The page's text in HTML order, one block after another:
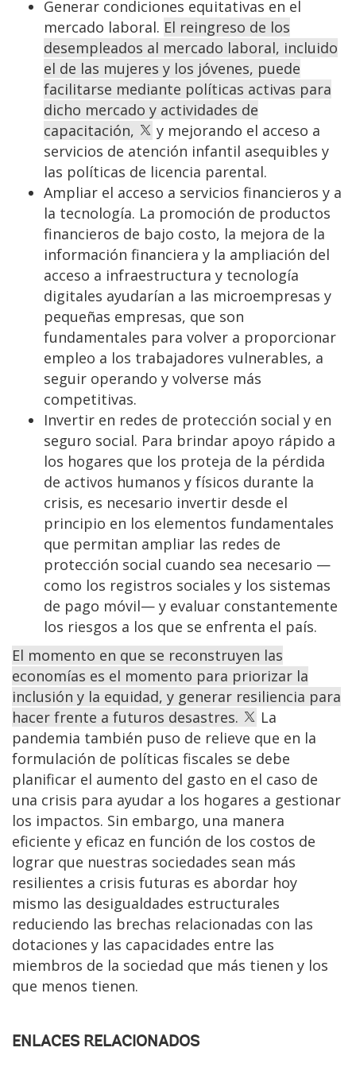
Generar condiciones equitativas en el
mercado laboral. El reingreso de los
desempleados al mercado laboral, incluido
el de las mujeres y los jóvenes, puede
facilitarse mediante políticas activas para
dicho mercado y actividades de
capacitación,
y mejorando el acceso a
servicios de atención infantil asequibles y
las políticas de licencia parental.
Ampliar el acceso a servicios financieros y a
la tecnología. La promoción de productos
financieros de bajo costo, la mejora de la
información financiera y la ampliación del
acceso a infraestructura y tecnología
digitales ayudarían a las microempresas y
pequeñas empresas, que son
fundamentales para volver a proporcionar
empleo a los trabajadores vulnerables, a
seguir operando y volverse más
competitivas.
Invertir en redes de protección social y en
seguro social. Para brindar apoyo rápido a
los hogares que los proteja de la pérdida
de activos humanos y físicos durante la
crisis, es necesario invertir desde el
principio en los elementos fundamentales
que permitan ampliar las redes de
protección social cuando sea necesario —
como los registros sociales y los sistemas
de pago móvil— y evaluar constantemente
los riesgos a los que se enfrenta el país.
El momento en que se reconstruyen las
economías es el momento para priorizar la
inclusión y la equidad, y generar resiliencia para
hacer frente a futuros desastres.
La
pandemia también puso de relieve que en la
formulación de políticas fiscales se debe
planificar el aumento del gasto en el caso de
una crisis para ayudar a los hogares a gestionar
los impactos. Sin embargo, una manera
eficiente y eficaz en función de los costos de
lograr que nuestras sociedades sean más
resilientes a crisis futuras es abordar hoy
mismo las desigualdades estructurales
reduciendo las brechas relacionadas con las
dotaciones y las capacidades entre las
miembros de la sociedad que más tienen y los
que menos tienen.
ENLACES RELACIONADOS